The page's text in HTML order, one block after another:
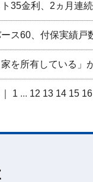
35金利、2ヵ月連
ース60、付保実績戸
家を所有している」
1 ... 12 13 14 15 16